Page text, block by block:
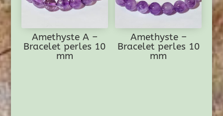
Amethyste A –
Bracelet perles 10
mm
Amethyste –
Bracelet perles 10
mm